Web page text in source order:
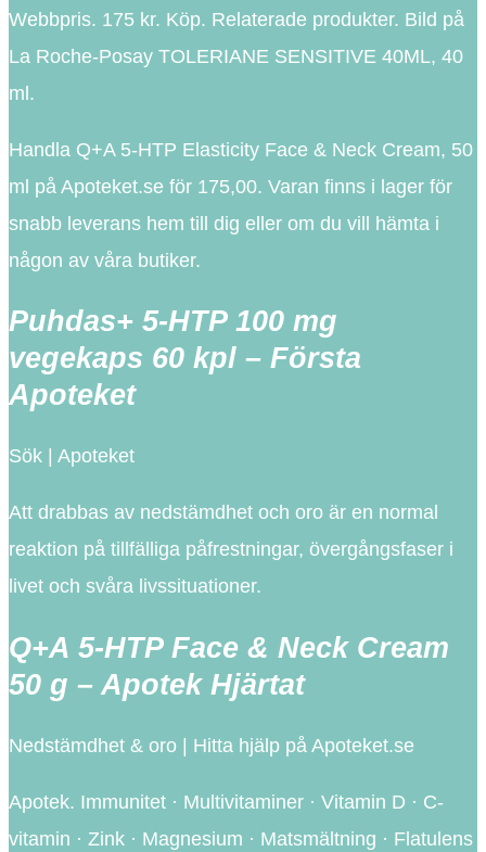
Webbpris. 175 kr. Köp. Relaterade produkter. Bild på
La Roche-Posay TOLERIANE SENSITIVE 40ML, 40
ml.
Handla Q+A 5-HTP Elasticity Face & Neck Cream, 50
ml på Apoteket.se för 175,00. Varan finns i lager för
snabb leverans hem till dig eller om du vill hämta i
någon av våra butiker.
Puhdas+ 5-HTP 100 mg
vegekaps 60 kpl – Första
Apoteket
Sök | Apoteket
Att drabbas av nedstämdhet och oro är en normal
reaktion på tillfälliga påfrestningar, övergångsfaser i
livet och svåra livssituationer.
Q+A 5-HTP Face & Neck Cream
50 g – Apotek Hjärtat
Nedstämdhet & oro | Hitta hjälp på Apoteket.se
Apotek. Immunitet · Multivitaminer · Vitamin D · C-
vitamin · Zink · Magnesium · Matsmältning · Flatulens